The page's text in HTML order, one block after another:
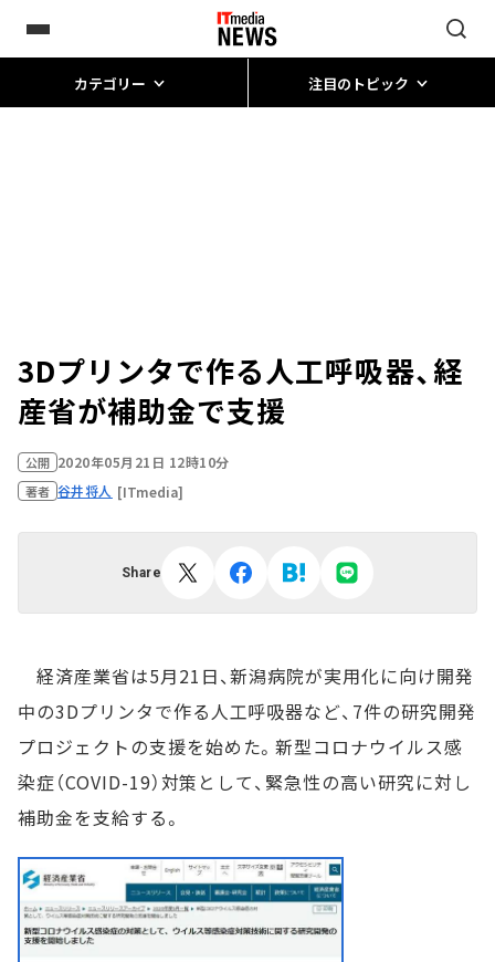
カテゴリー 注目のトピック
3Dプリンタで作る人工呼吸器、経
産省が補助金で支援
公開 2020年05月21日 12時10分
著者 谷井将人 [ITmedia]
Share
経済産業省は5月21日、新潟病院が実用化に向け開発
中の3Dプリンタで作る人工呼吸器など、7件の研究開発
プロジェクトの支援を始めた。新型コロナウイルス感
染症（COVID-19）対策として、緊急性の高い研究に対し
補助金を支給する。